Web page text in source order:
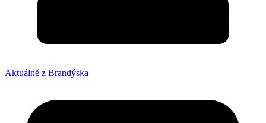
Aktuálně z Brandýska